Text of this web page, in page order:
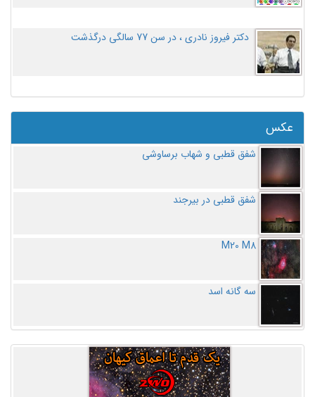
دکتر فیروز نادری ، در سن 77 سالگی درگذشت
عکس
شفق قطبی و شهاب برساوشی
شفق قطبی در بیرجند
M20 M8
سه گانه اسد